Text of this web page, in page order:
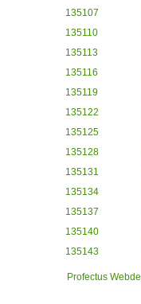
135107
135110
135113
135116
135119
135122
135125
135128
135131
135134
135137
135140
135143
Profectus